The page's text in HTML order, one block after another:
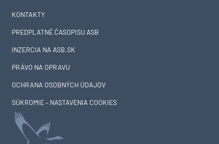
KONTAKTY
PREDPLATNÉ ČASOPISU ASB
INZERCIA NA ASB.SK
PRÁVO NA OPRAVU
OCHRANA OSOBNÝCH ÚDAJOV
SÚKROMIE – NASTAVENIA COOKIES